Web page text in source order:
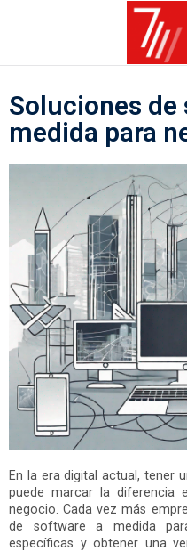
Soluciones de
medida para
En la era digital actual, tener
puede marcar la
negocio. Cada vez más
de software a medida
específicas y obtener una